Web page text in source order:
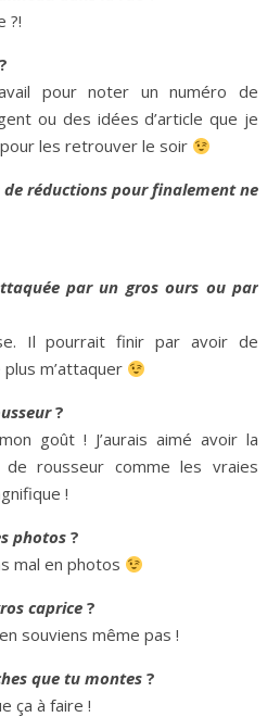
?!
pour noter un numéro de
ou des idées d’article que je
les retrouver le soir
de réductions pour finalement ne
par un gros ours ou par
Il pourrait finir par avoir de
m’attaquer
?
goût ! J’aurais aimé avoir la
rousseur comme les vraies
!
photos ?
mal en photos
caprice ?
souviens même pas !
que tu montes ?
ça à faire !